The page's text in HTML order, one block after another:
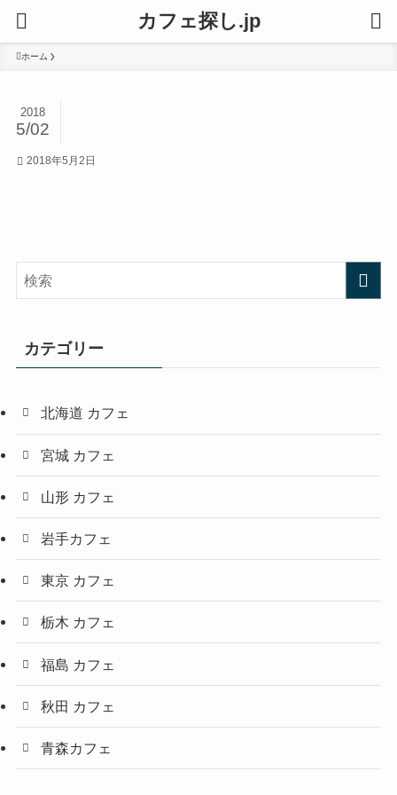
カフェ探し.jp
ホーム
2018
5/02
2018年5月2日
カテゴリー
北海道 カフェ
宮城 カフェ
山形 カフェ
岩手カフェ
東京 カフェ
栃木 カフェ
福島 カフェ
秋田 カフェ
青森カフェ